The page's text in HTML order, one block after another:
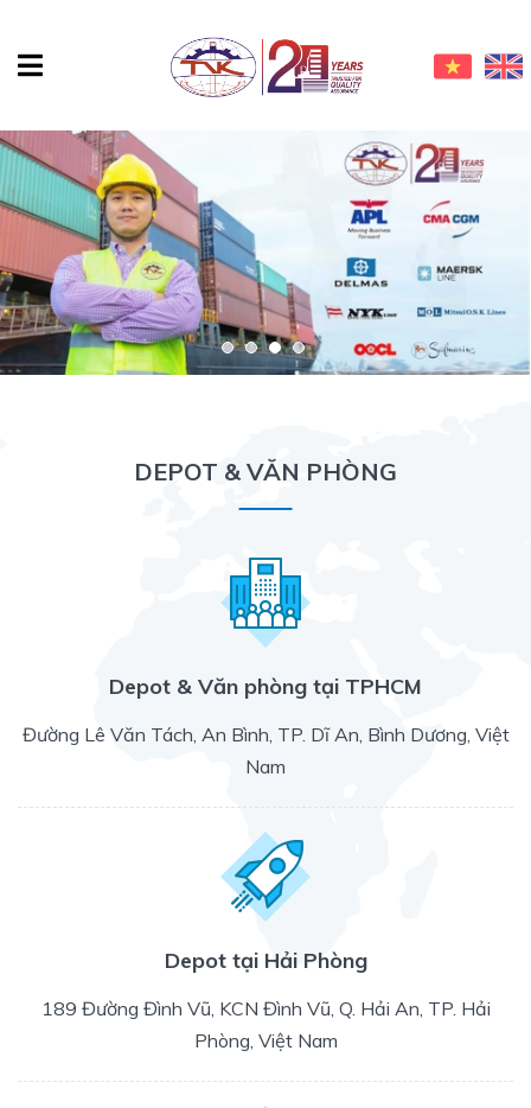
DEPOT & VĂN PHÒNG
Depot & Văn phòng tại TPHCM
Đường Lê Văn Tách, An Bình, TP. Dĩ An, Bình Dương, Việt
Nam
Depot tại Hải Phòng
189 Đường Đình Vũ, KCN Đình Vũ, Q. Hải An, TP. Hải
Phòng, Việt Nam